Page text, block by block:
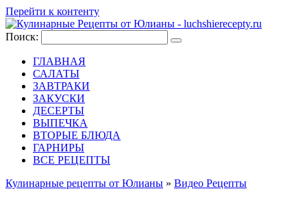
Перейти к контенту
Поиск:
ГЛАВНАЯ
САЛАТЫ
ЗАВТРАКИ
ЗАКУСКИ
ДЕСЕРТЫ
ВЫПЕЧКА
ВТОРЫЕ БЛЮДА
ГАРНИРЫ
ВСЕ РЕЦЕПТЫ
Кулинарные рецепты от Юлианы » Видео Рецепты